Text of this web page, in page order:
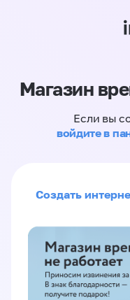
Магазин
Если вы
войдите в
Создать